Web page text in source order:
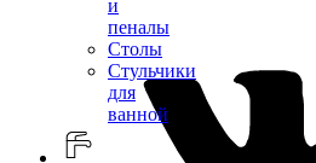
и
пеналы
Столы
Стульчики
для
ванной